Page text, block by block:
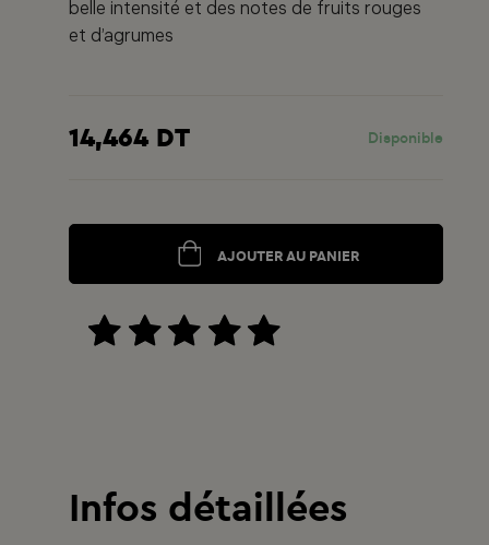
belle intensité et des notes de fruits rouges
et d’agrumes
14,464 DT Disponible
AJOUTER AU PANIER
Infos détaillées